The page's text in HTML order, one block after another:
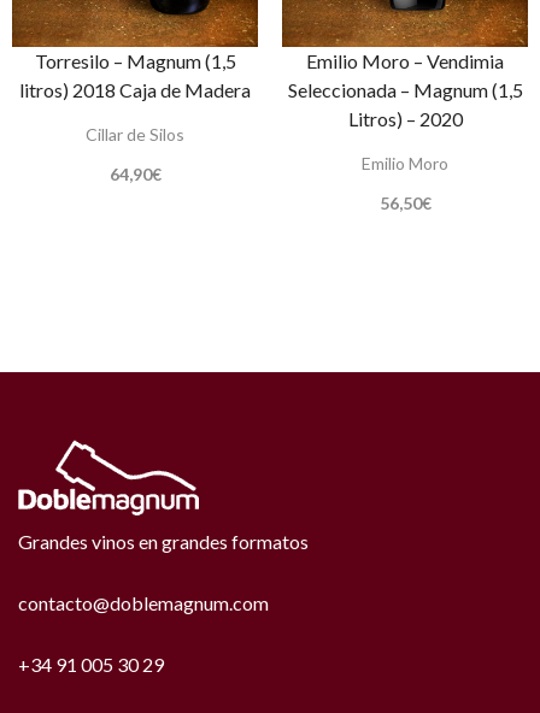
Torresilo – Magnum (1,5
litros) 2018 Caja de Madera
Cillar de Silos
64,90€
Emilio Moro – Vendimia
Seleccionada – Magnum (1,5
Litros) – 2020
Emilio Moro
56,50€
Grandes vinos en grandes formatos
contacto@doblemagnum.com
+34 91 005 30 29